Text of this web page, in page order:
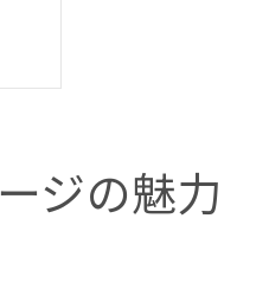
ジの魅力